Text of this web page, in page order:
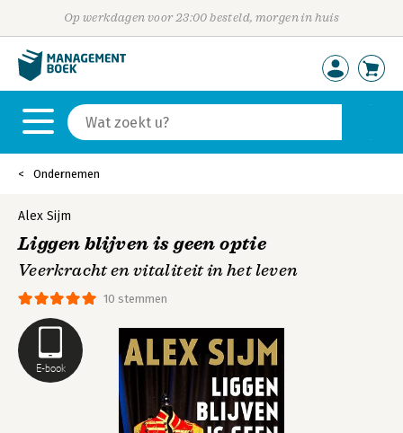
Op werkdagen voor 23:00 besteld, morgen in huis
Ondernemen
E-book
10 stemmen
Alex Sijm
Liggen blijven is geen optie
Veerkracht en vitaliteit in het leven